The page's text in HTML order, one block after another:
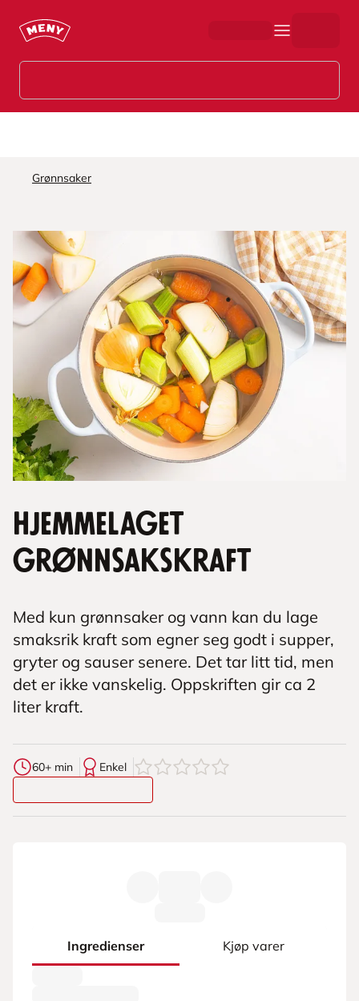
Grønnsaker
Hjemmelaget
grønnsakskraft
Med kun grønnsaker og vann kan du lage
smaksrik kraft som egner seg godt i supper,
gryter og sauser senere. Det tar litt tid, men
det er ikke vanskelig. Oppskriften gir ca 2
liter kraft.
60+ min Enkel 0av5stjerner
Ingredienser Kjøp varer